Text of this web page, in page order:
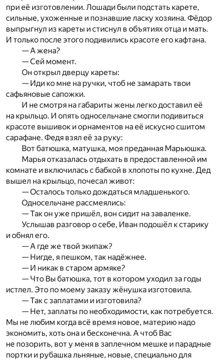
при её изготовлении. Лошади были подстать карете,
сильные, ухоженные и познавшие ласку хозяина. Фёдор
выпрыгнул из кареты и стиснул в объятиях отца и мать.
И только после этого подивились красоте его кафтана.
— А жена?
— Сей момент.
Он открыл дверцу кареты:
— Иди ко мне на ручки, чтоб не замарать твои
сафьяновые сапожки.
И не смотря на габариты жены легко доставил её
на крыльцо. И опять односельчане смогли подивиться
красоте вышивок и орнаментов на её искусно сшитом
сарафане. Федя взял её за руку:
Вот батюшка, матушка, моя преданная Марьюшка.
Марья отказалась отдыхать в предоставленной им
комнате и включилась с бабкой в хлопоты по кухне. Дед
вышел на крыльцо, почесал живот:
— Осталось только дождаться младшенького.
Односельчане рассмеялись:
— Так он уже пришёл, вон сидит на заваленке.
Услышав разговор о себе, Иван подошёл к старику
и обнял его.
— А где же твой экипаж?
— Нигде, я пешком, так надёжнее.
— И никак в старом армяке?
— Что Вы батюшка, тот в котором уходил за годы
истлел. Это по моему заказу жёнушка изготовила.
— Так с заплатами и изготовила?
— Нет, заплаты по необходимости, как потребуется.
Мы не любим когда всё время новое, материю надо
экономить, хоть она и бесконечна. А чтоб Вас
не позорить, вот у меня в заплечном мешке и парадные
портки и рубашка льняные, новые, специально для